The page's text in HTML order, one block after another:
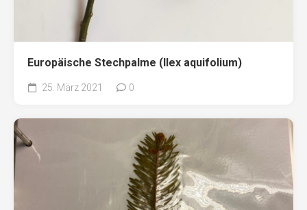
Europäische Stechpalme (Ilex aquifolium)
25. März 2021 0